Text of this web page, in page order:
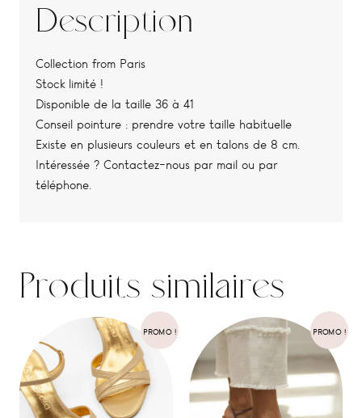
Description
Collection from Paris
Stock limité !
Disponible de la taille 36 à 41
Conseil pointure : prendre votre taille habituelle
Existe en plusieurs couleurs et en talons de 8 cm.
Intéressée ? Contactez-nous par mail ou par
téléphone.
Produits similaires
PROMO ! PROMO !